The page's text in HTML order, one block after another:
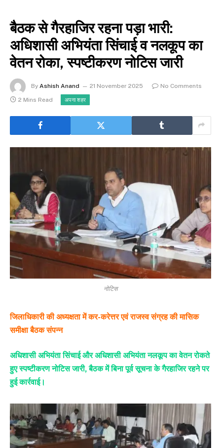
बैठक से गैरहाजिर रहना पड़ा भारी:
अधिशासी अभियंता सिंचाई व नलकूप का
वेतन रोका, स्पष्टीकरण नोटिस जारी
By Ashish Anand 21 November 2025
No Comments
2 Mins Read
अपना शहर
नोटिस
जिलाधिकारी की अध्यक्षता में कर-करेत्तर एवं राजस्व संग्रह की मासिक
समीक्षा बैठक संपन्न
अधिशासी अभियंता सिंचाई और अधिशासी अभियंता नलकूप का वेतन रोकते
हुए स्पष्टीकरण नोटिस जारी, बैठक में बिना पूर्व सूचना के गैरहाजिर रहने पर
हुई कार्रवाई।